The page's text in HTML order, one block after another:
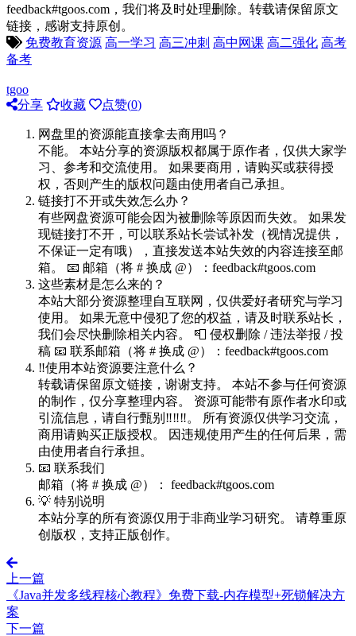
feedback#tgoos.com，我们将及时处理删除。转载请保留原文
链接，感谢支持原创。
免费教育资源 高一学习 高三冲刺 高中网课 高二强化 高考
备考
tgoo
分享
收藏 点赞(0)
网盘里的资源能直接拿去商用吗？
不能。 本站分享的资源版权都属于原作者，仅供大家学
习、参考和交流使用。 如果要商用，请购买或获得授
权，否则产生的版权问题由使用者自己承担。
链接打不开或失效怎么办？
有些网盘资源可能会因为被删除等原因而失效。 如果发
现链接打不开，可以联系站长尝试补发（视情况提供，
不保证一定有哦），直接发送本站失效的内容连接至邮
箱。 📧 邮箱（将 # 换成 @）：feedback#tgoos.com
这些素材是怎么来的？
本站大部分资源整理自互联网，仅供爱好者研究与学习
使用。 如果无意中侵犯了您的权益，请及时联系站长，
我们会尽快删除相关内容。 📮 侵权删除 / 违法举报 / 投
稿 📧 联系邮箱（将 # 换成 @）：feedback#tgoos.com
‼️使用本站资源要注意什么？
转载请保留原文链接，谢谢支持。 本站不参与任何资源
的制作，仅分享整理内容。 资源可能带有原作者水印或
引流信息，请自行甄别‼️‼️‼️。 所有资源仅供学习交流，
商用请购买正版授权。 因违规使用产生的任何后果，需
由使用者自行承担。
📧 联系我们
邮箱（将 # 换成 @）： feedback#tgoos.com
💡 特别说明
本站分享的所有资源仅用于非商业学习研究。 请尊重原
创版权，支持正版创作。
上一篇
《Java并发多线程核心教程》免费下载-内存模型+死锁解决方
案
下一篇